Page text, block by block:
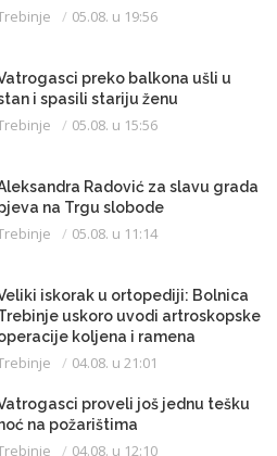
05.08. u 19:56
preko balkona ušli u
i spasili stariju ženu
05.08. u 15:56
Radović za slavu grada
na Trgu slobode
05.08. u 11:14
iskorak u ortopediji: Bolnica
uskoro uvodi artroskopske
koljena i ramena
04.08. u 21:01
proveli još jednu tešku
na požarištima
04.08. u 12:10